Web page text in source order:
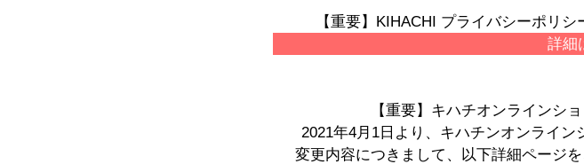
【重要】KIHACHI プライバシーポリ
詳細
【重要】キハチオンラインシ
2021年4月1日より、キハチンオンライン
変更内容につきまして、以下詳細ページ